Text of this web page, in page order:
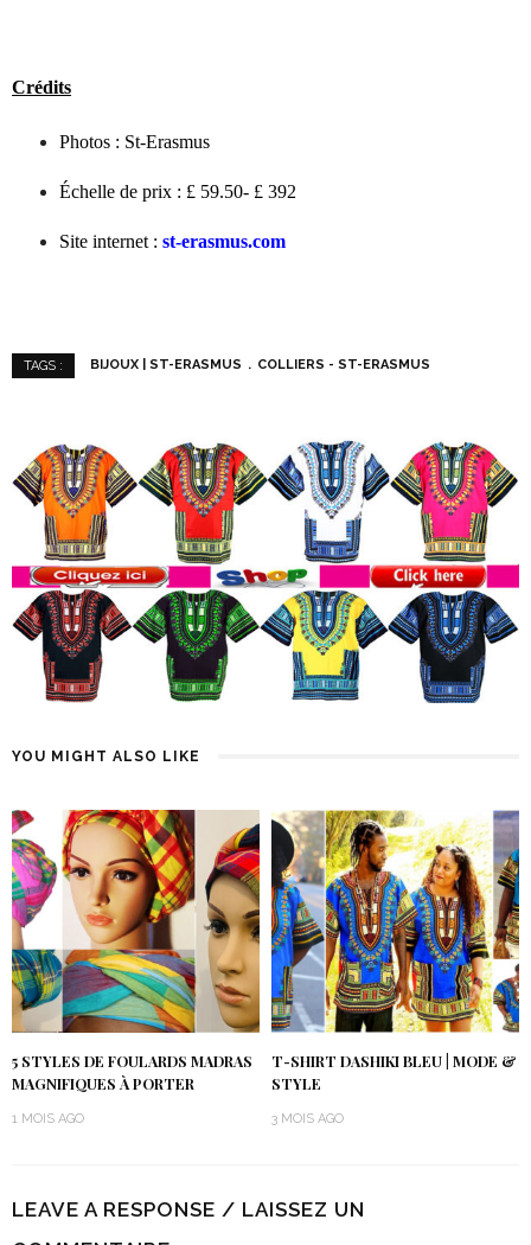
Crédits
Photos : St-Erasmus
Échelle de prix : £ 59.50- £ 392
Site internet : st-erasmus.com
TAGS : BIJOUX | ST-ERASMUS COLLIERS - ST-ERASMUS
YOU MIGHT ALSO LIKE
5 STYLES DE FOULARDS MADRAS
MAGNIFIQUES À PORTER
1 MOIS AGO
T-SHIRT DASHIKI BLEU | MODE &
STYLE
3 MOIS AGO
LEAVE A RESPONSE / LAISSEZ UN